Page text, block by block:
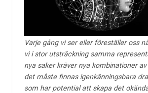
Varje gång vi ser eller föreställer oss
vi i stor utsträckning samma
nya saker kräver nya kombinationer
det måste finnas igenkänningsbara
som har potential att skapa det